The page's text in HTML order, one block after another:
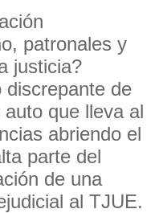
patronales y
justicia?
de
que lleva al
abriendo el
parte del
de una
al TJUE.